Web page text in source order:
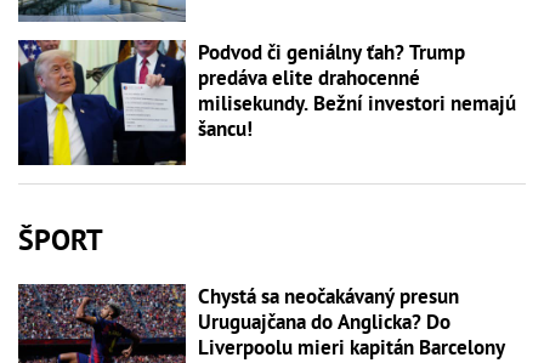
Podvod či geniálny ťah? Trump
predáva elite drahocenné
milisekundy. Bežní investori nemajú
šancu!
ŠPORT
Chystá sa neočakávaný presun
Uruguajčana do Anglicka? Do
Liverpoolu mieri kapitán Barcelony